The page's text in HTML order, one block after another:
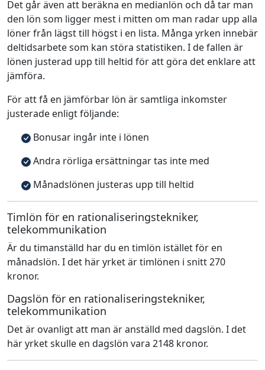
Det går även att beräkna en medianlön och då tar man
den lön som ligger mest i mitten om man radar upp alla
löner från lägst till högst i en lista. Många yrken innebär
deltidsarbete som kan störa statistiken. I de fallen är
lönen justerad upp till heltid för att göra det enklare att
jämföra.
För att få en jämförbar lön är samtliga inkomster
justerade enligt följande:
Bonusar ingår inte i lönen
Andra rörliga ersättningar tas inte med
Månadslönen justeras upp till heltid
Timlön för en rationaliseringstekniker,
telekommunikation
Är du timanställd har du en timlön istället för en
månadslön. I det här yrket är timlönen i snitt 270
kronor.
Dagslön för en rationaliseringstekniker,
telekommunikation
Det är ovanligt att man är anställd med dagslön. I det
här yrket skulle en dagslön vara 2148 kronor.